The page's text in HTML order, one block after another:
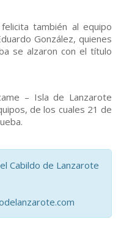
también al equipo
González, quienes
se alzaron con el título
– Isla de Lanzarote
de los cuales 21 de
Cabildo de Lanzarote